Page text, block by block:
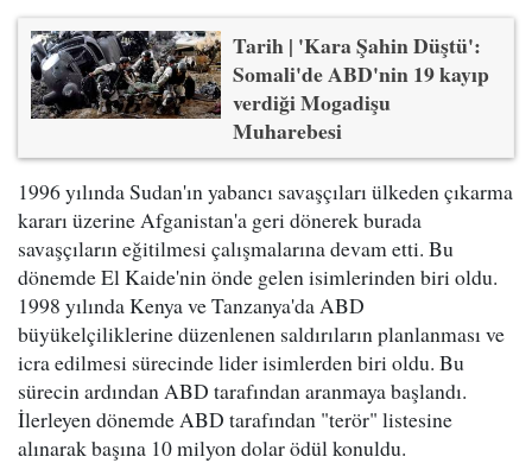
Tarih | 'Kara Şahin Düştü':
Somali'de ABD'nin 19 kayıp
verdiği Mogadişu
Muharebesi
1996 yılında Sudan'ın yabancı savaşçıları ülkeden çıkarma
kararı üzerine Afganistan'a geri dönerek burada
savaşçıların eğitilmesi çalışmalarına devam etti. Bu
dönemde El Kaide'nin önde gelen isimlerinden biri oldu.
1998 yılında Kenya ve Tanzanya'da ABD
büyükelçiliklerine düzenlenen saldırıların planlanması ve
icra edilmesi sürecinde lider isimlerden biri oldu. Bu
sürecin ardından ABD tarafından aranmaya başlandı.
İlerleyen dönemde ABD tarafından "terör" listesine
alınarak başına 10 milyon dolar ödül konuldu.